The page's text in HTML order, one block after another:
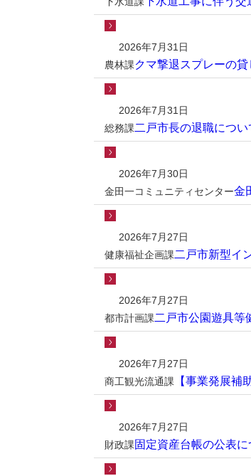
2026年7月31日
農林課クマ撃退スプレーの
2026年7月31日
総務課二戸市長の退職につい
2026年7月30日
金田一コミュニティセンター金
2026年7月27日
健康福祉企画課二戸市新型イ
2026年7月27日
都市計画課二戸市公園遊具等
2026年7月27日
商工観光流通課 【事業発展補
2026年7月27日
財政課固定資産台帳の公表に